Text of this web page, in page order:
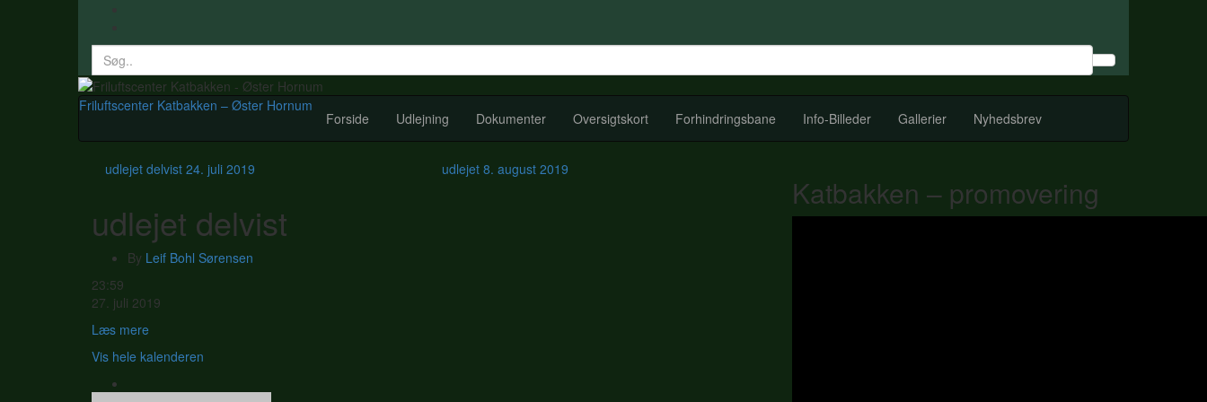
Search
for:
Friluftscenter Katbakken – Øster Hornum
Forside Udlejning Dokumenter Oversigtskort Forhindringsbane Info-Billeder Gallerier Nyhedsbrev
udlejet delvist 24. juli 2019 udlejet 8. august 2019
udlejet delvist
By Leif Bohl Sørensen
udlejet
delvist
23:59
27. juli 2019
Læs mere
Vis hele kalenderen
Katbakken – promovering